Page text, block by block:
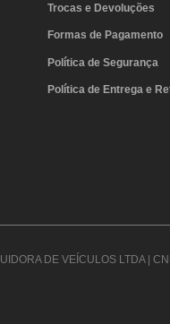
Trocas e Devoluções
Formas de Pagamento
Política de Segurança
Política de Entrega e
DE VEÍCULOS LTDA |